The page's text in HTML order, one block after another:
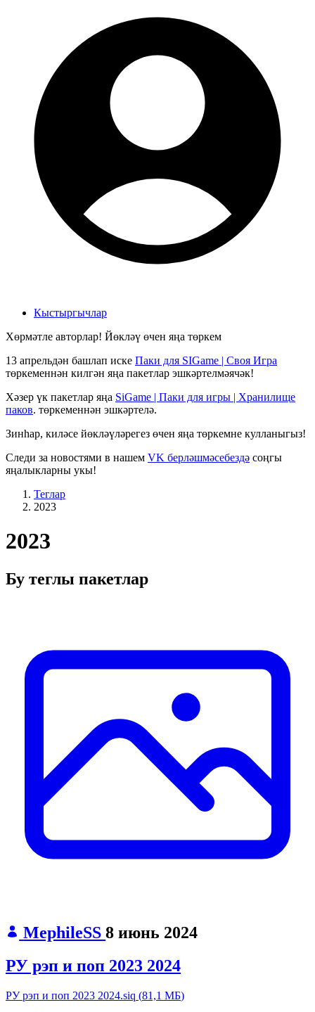
Кыстыргычлар
Хөрмәтле авторлар! Йөкләү өчен яңа төркем
13 апрельдән башлап иске Паки для SIGame | Своя Игра
төркеменнән килгән яңа пакетлар эшкәртелмәячәк!
Хәзер үк пакетлар яңа SiGame | Паки для игры | Хранилище
паков. төркеменнән эшкәртелә.
Зинһар, киләсе йөкләүләрегез өчен яңа төркемне кулланыгыз!
Следи за новостями в нашем VK берләшмәсебездә соңгы
яңалыкларны укы!
Теглар
2023
2023
Бу теглы пакетлар
MephileSS8 июнь 2024
РУ рэп и поп 2023 2024
РУ рэп и поп 2023 2024.siq (81,1 МБ)